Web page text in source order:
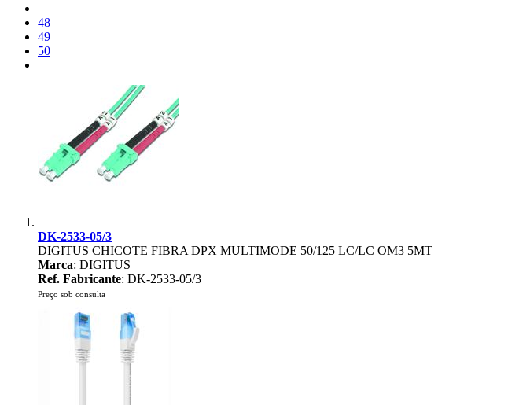
48
49
50
DK-2533-05/3
DIGITUS CHICOTE FIBRA DPX MULTIMODE 50/125 LC/LC OM3 5MT
Marca: DIGITUS
Ref. Fabricante: DK-2533-05/3
Preço sob consulta